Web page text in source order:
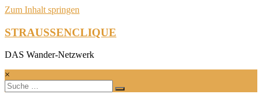
Zum Inhalt springen
STRAUSSENCLIQUE
DAS Wander-Netzwerk
×